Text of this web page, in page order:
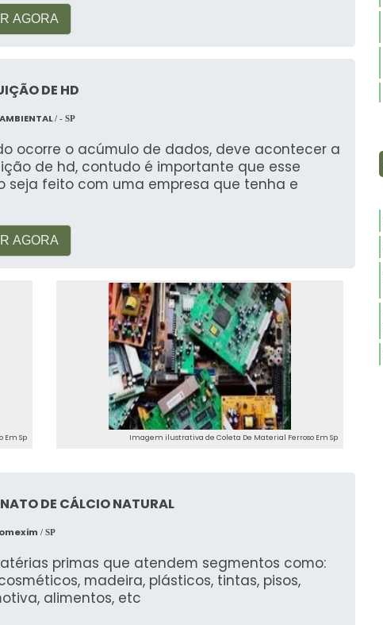
Fácil traz diversos benefícios:
às suas necessidades.
mercado, a Reciclagem Fácil se destaca por sua
a qualidade
. Enquanto outras empresas
que desejam otimizar seus processos de
buscam uma solução confiável para a sucata
SERVIÇOS
um orçamentoatravés do nosso site ou
AGORA
DE HD
/ - SP
ocorre o acúmulo de dados, deve acontecer a
de hd, contudo é importante que esse
seja feito com uma empresa que tenha e
AGORA
Em Sp Imagem ilustrativa de Coleta De Material Ferroso Em Sp
DE CÁLCIO NATURAL
/ SP
primas que atendem segmentos como:
madeira, plásticos, tintas, pisos,
alimentos, etc